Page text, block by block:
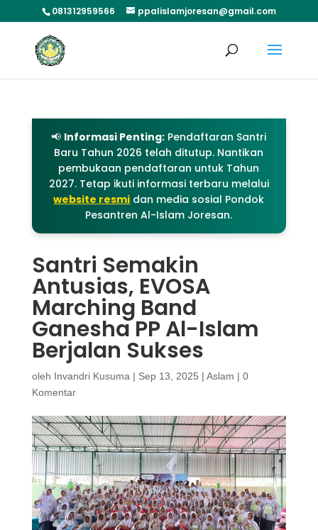
081312959566 ppalislamjoresan@gmail.com
📢 Informasi Penting: Pendaftaran Santri
Baru Tahun 2026 telah ditutup. Nantikan
pembukaan pendaftaran untuk Tahun
2027. Tetap ikuti informasi terbaru melalui
website resmi dan media sosial Pondok
Pesantren Al-Islam Joresan.
Santri Semakin
Antusias, EVOSA
Marching Band
Ganesha PP Al-Islam
Berjalan Sukses
oleh Invandri Kusuma | Sep 13, 2025 | Aslam | 0
Komentar